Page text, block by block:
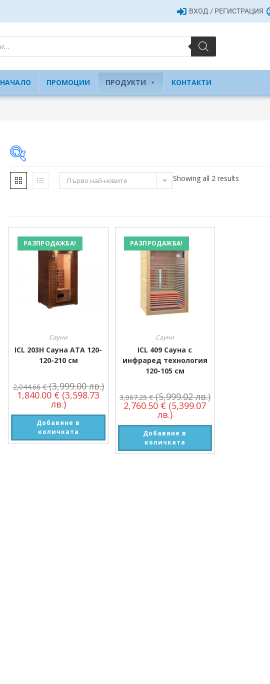
ВХОД / РЕГИСТРАЦИЯ
НАЧАЛО ПРОМОЦИИ ПРОДУКТИ КОНТАКТИ
Производител
Производител
Първо най-новите Showing all 2 results
РАЗПРОДАЖБА!
Сауни
ICL 203H Сауна АТА 120-
120-210 см
2,044.66€ (3,999.00 лв.)
1,840.00 € (3,598.73
лв.)
Добавяне в
количката
РАЗПРОДАЖБА!
Сауни
ICL 409 Сауна с
инфраред технология
120-105 см
3,067.25€ (5,999.02 лв.)
2,760.50 € (5,399.07
лв.)
Добавяне в
количката